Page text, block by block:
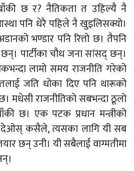
छ र? नैतिकता त उहिल्यै नै
पनि धेरै पहिले नै खुइलिसक्यो।
भण्डार पनि रित्तो छ। तैपनि
पार्टीका चौध जना सांसद् छन्।
लामो समय राजनीति गरेको
जति धोका दिए पनि थारूको
मधेसी राजनीतिको सबभन्दा ठूलो
छ। एक पटक प्रधान मन्त्रीको
देओस् कसैले, त्यसका लागि यी सब
छन् उनी। यी सबैलाई वाग्मतीमा